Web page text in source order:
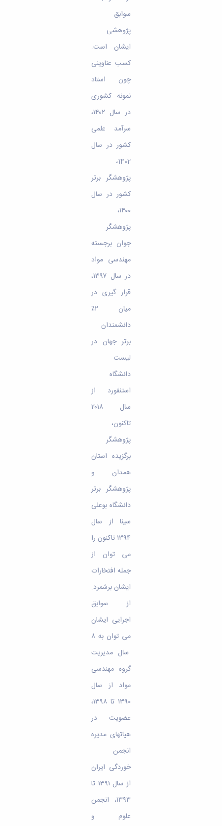
سوابق
پژوهشی
ایشان است.
کسب عناوینی
چون استاد
نمونه کشوری
در سال ۱۴۰۲،
سرآمد علمی
کشور در سال
1402،
پژوهشگر برتر
کشور در سال
۱۴۰۰،
پژوهشگر
جوان برجسته
مهندسی مواد
در سال ۱۳۹۷،
قرار گیری در
میان ۲٪
دانشمندان
برتر جهان در
لیست
دانشگاه
استنفورد از
سال ۲۰۱۸
تاکنون،
پژوهشگر
برگزیده استان
همدان و
پژوهشگر برتر
دانشگاه بوعلی
سینا از سال
۱۳۹۴ تاکنون را
می­ توان از
جمله افتخارات
ایشان برشمرد.
از سوابق
اجرایی ایشان
می توان به ۸
سال مدیریت
گروه مهندسی
مواد از سال
۱۳۹۰ تا ۱۳۹۸،
عضویت در
هیات­های مدیره
انجمن
خوردگی ایران
از سال ۱۳۹۱ تا
۱۳۹۳، انجمن
علوم و